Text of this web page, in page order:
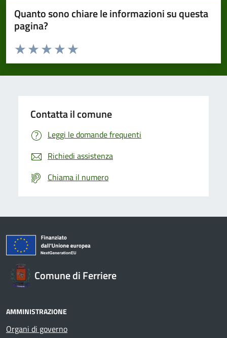
Quanto sono chiare le informazioni su questa
pagina?
Domanda
Valuta da 1 a 5 stelle la pagina
Valuta 5 stelle su 5
Valuta 4 stelle su 5
Valuta 3 stelle su 5
Valuta 2 stelle su 5
Valuta 1 stelle su 5
Contatta il comune
Leggi le domande frequenti
Richiedi assistenza
Chiama il numero
Comune di Ferriere
AMMINISTRAZIONE
Organi di governo